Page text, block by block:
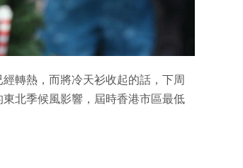
轉熱，而將冷天衫收起的話，下周
北季候風影響，屆時香港市區最低